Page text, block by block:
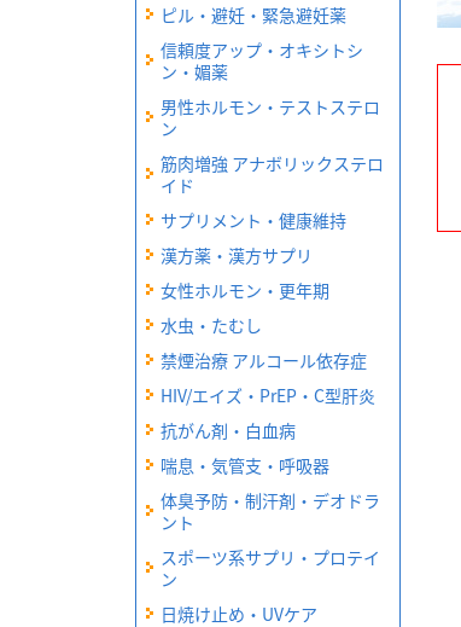
ピル・避妊・緊急避妊薬
信頼度アップ・オキシトシ
ン・媚薬
男性ホルモン・テストステロ
ン
筋肉増強 アナボリックステロ
イド
サプリメント・健康維持
漢方薬・漢方サプリ
女性ホルモン・更年期
水虫・たむし
禁煙治療 アルコール依存症
HIV/エイズ・PrEP・C型肝炎
抗がん剤・白血病
喘息・気管支・呼吸器
体臭予防・制汗剤・デオドラ
ント
スポーツ系サプリ・プロテイ
ン
日焼け止め・UVケア